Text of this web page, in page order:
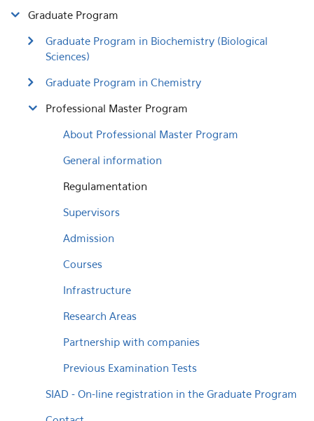
Graduate Program
Graduate Program in Biochemistry (Biological
Sciences)
Graduate Program in Chemistry
Professional Master Program
About Professional Master Program
General information
Regulamentation
Supervisors
Admission
Courses
Infrastructure
Research Areas
Partnership with companies
Previous Examination Tests
SIAD - On-line registration in the Graduate Program